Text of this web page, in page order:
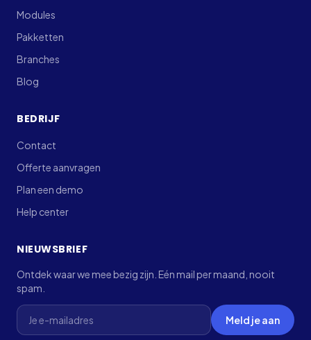
Modules
Pakketten
Branches
Blog
BEDRIJF
Contact
Offerte aanvragen
Plan een demo
Help center
NIEUWSBRIEF
Ontdek waar we mee bezig zijn. Eén mail per maand, nooit
spam.
Laat dit veld leeg
Meld je aan